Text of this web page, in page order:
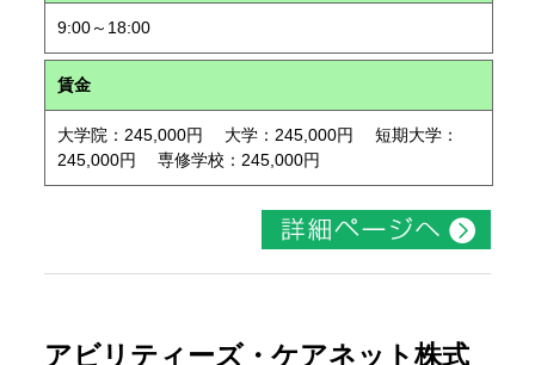
9:00～18:00
賃金
大学院：245,000円 大学：245,000円 短期大学：
245,000円 専修学校：245,000円
アビリティーズ・ケアネット株式